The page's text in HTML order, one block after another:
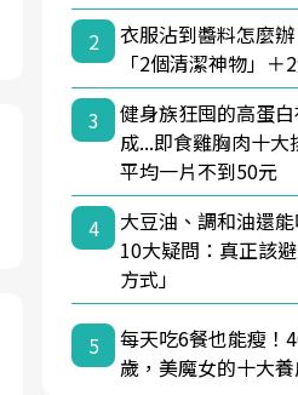
2
衣服沾到醬料怎麼
「2個清潔神物」
3
健身族狂囤的高蛋
成...即食雞胸肉十
平均一片不到50元
4
大豆油、調和油還
10大疑問：真正該
方式」
5
每天吃6餐也能瘦！
歲，美魔女的十大